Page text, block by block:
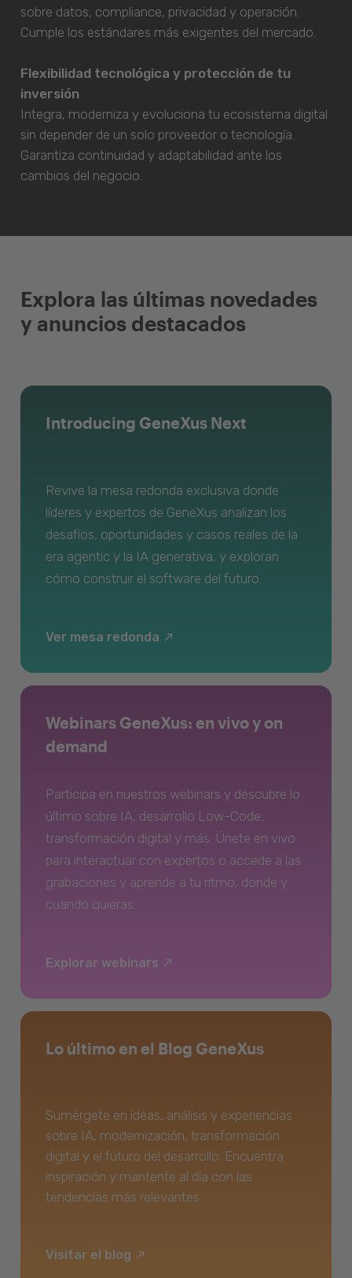
sobre datos, compliance, privacidad y operación.
Cumple los estándares más exigentes del mercado.
Flexibilidad tecnológica y protección de tu
inversión
Integra, moderniza y evoluciona tu ecosistema digital
sin depender de un solo proveedor o tecnología.
Garantiza continuidad y adaptabilidad ante los
cambios del negocio.
Explora las últimas novedades
y anuncios destacados
Introducing GeneXus Next
Revive la mesa redonda exclusiva donde
líderes y expertos de GeneXus analizan los
desafíos, oportunidades y casos reales de la
era agentic y la IA generativa, y exploran
cómo construir el software del futuro.
Ver mesa redonda
Webinars GeneXus: en vivo y on
demand
Participa en nuestros webinars y descubre lo
último sobre IA, desarrollo Low-Code,
transformación digital y más. Únete en vivo
para interactuar con expertos o accede a las
grabaciones y aprende a tu ritmo, donde y
cuando quieras.
Explorar webinars
Lo último en el Blog GeneXus
Sumérgete en ideas, análisis y experiencias
sobre IA, modernización, transformación
digital y el futuro del desarrollo. Encuentra
inspiración y mantente al día con las
tendencias más relevantes.
Visitar el blog